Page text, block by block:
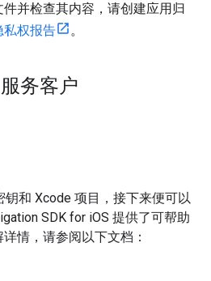
并检查其内容，请创建应用归
私权报告 。
务客户
和 Xcode 项目，接下来便可以
SDK for iOS 提供了可帮助
情，请参阅以下文档：